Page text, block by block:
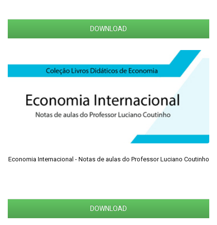
DOWNLOAD
Economia Internacional - Notas de aulas do Professor Luciano Coutinho
DOWNLOAD